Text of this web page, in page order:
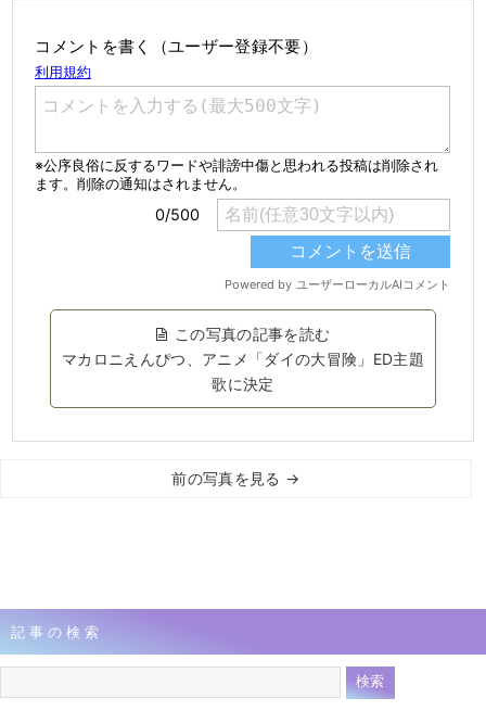
コメントを書く（ユーザー登録不要）
この写真の記事を読む
マカロニえんぴつ、アニメ「ダイの大冒険」ED主題
歌に決定
前の写真を見る →
記事の検索